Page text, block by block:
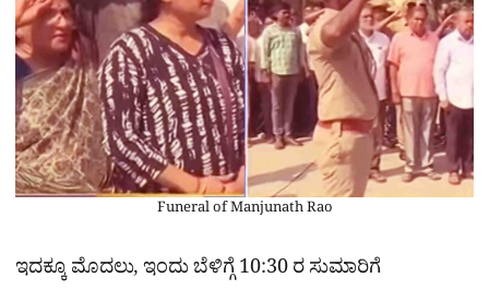
Funeral of Manjunath Rao
ಇದಕ್ಕೂ ಮೊದಲು, ಇಂದು ಬೆಳಿಗ್ಗೆ 10:30 ರ ಸುಮಾರಿಗೆ